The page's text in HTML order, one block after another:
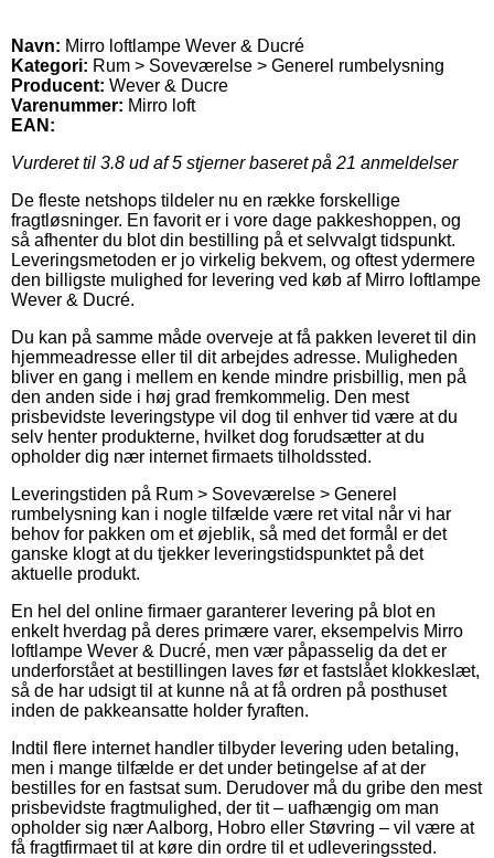
Navn: Mirro loftlampe Wever & Ducré
Kategori: Rum > Soveværelse > Generel rumbelysning
Producent: Wever & Ducre
Varenummer: Mirro loft
EAN:
Vurderet til 3.8 ud af 5 stjerner baseret på 21 anmeldelser
De fleste netshops tildeler nu en række forskellige
fragtløsninger. En favorit er i vore dage pakkeshoppen, og
så afhenter du blot din bestilling på et selvvalgt tidspunkt.
Leveringsmetoden er jo virkelig bekvem, og oftest ydermere
den billigste mulighed for levering ved køb af Mirro loftlampe
Wever & Ducré.
Du kan på samme måde overveje at få pakken leveret til din
hjemmeadresse eller til dit arbejdes adresse. Muligheden
bliver en gang i mellem en kende mindre prisbillig, men på
den anden side i høj grad fremkommelig. Den mest
prisbevidste leveringstype vil dog til enhver tid være at du
selv henter produkterne, hvilket dog forudsætter at du
opholder dig nær internet firmaets tilholdssted.
Leveringstiden på Rum > Soveværelse > Generel
rumbelysning kan i nogle tilfælde være ret vital når vi har
behov for pakken om et øjeblik, så med det formål er det
ganske klogt at du tjekker leveringstidspunktet på det
aktuelle produkt.
En hel del online firmaer garanterer levering på blot en
enkelt hverdag på deres primære varer, eksempelvis Mirro
loftlampe Wever & Ducré, men vær påpasselig da det er
underforstået at bestillingen laves før et fastslået klokkeslæt,
så de har udsigt til at kunne nå at få ordren på posthuset
inden de pakkeansatte holder fyraften.
Indtil flere internet handler tilbyder levering uden betaling,
men i mange tilfælde er det under betingelse af at der
bestilles for en fastsat sum. Derudover må du gribe den mest
prisbevidste fragtmulighed, der tit – uafhængig om man
opholder sig nær Aalborg, Hobro eller Støvring – vil være at
få fragtfirmaet til at køre din ordre til et udleveringssted.